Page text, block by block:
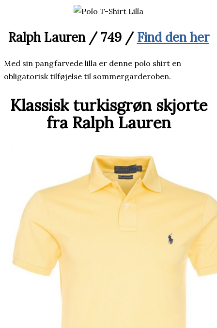
Ralph Lauren / 749 / Find den her
Med sin pangfarvede lilla er denne polo shirt en
obligatorisk tilføjelse til sommergarderoben.
Klassisk turkisgrøn skjorte
fra Ralph Lauren